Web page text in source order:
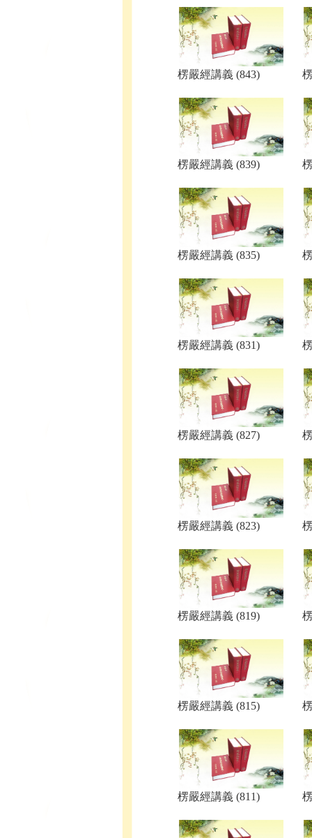
楞嚴經講義 (843)
楞嚴經講義 (839)
楞嚴經講義 (835)
楞嚴經講義 (831)
楞嚴經講義 (827)
楞嚴經講義 (823)
楞嚴經講義 (819)
楞嚴經講義 (815)
楞嚴經講義 (811)